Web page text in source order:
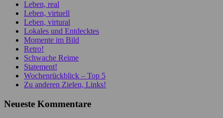
Leben, real
Leben, virtuell
Leben, virtural
Lokales und Entdecktes
Momente im Bild
Retro!
Schwache Reime
Statement!
Wochenrückblick – Top 5
Zu anderen Zielen, Links!
Neueste Kommentare